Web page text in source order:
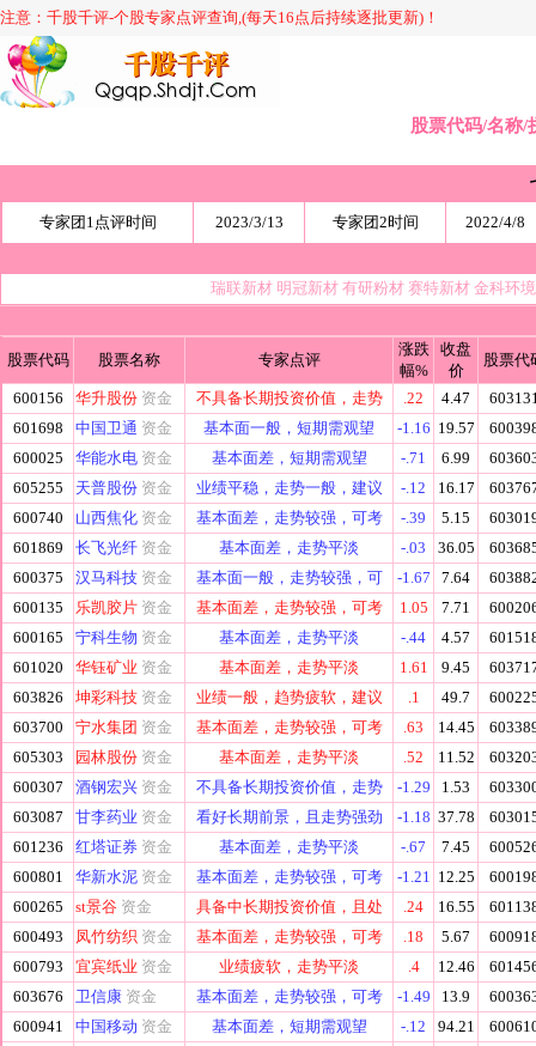
注意：千股千评-个股专家点评查询,(每天16点后持续逐批更新)！
股票代码/名称/
专家团1点评时间 2023/3/13 专家团2时间 2022/4/8
瑞联新材 明冠新材 有研粉材 赛特新材 金科环
股票代码 股票名称 专家点评
涨跌
幅%
收盘
价
股票代
600156 华升股份 资金 不具备长期投资价值，走势 .22 4.47
601698
中国卫通 资金 基本面一般，短期需观望 -1.16 19.57
600025
华能水电 资金 基本面差，短期需观望 -.71 6.99
605255
天普股份 资金 业绩平稳，走势一般，建议 -.12 16.17
600740
山西焦化 资金 基本面差，走势较强，可考 -.39 5.15
601869
长飞光纤 资金 基本面差，走势平淡 -.03 36.05
600375
汉马科技 资金 基本面一般，走势较强，可 -1.67 7.64
600135
乐凯胶片 资金 基本面差，走势较强，可考 1.05 7.71
600165
宁科生物 资金 基本面差，走势平淡 -.44 4.57
601020
华钰矿业 资金 基本面差，走势平淡 1.61 9.45
603826
坤彩科技 资金 业绩一般，趋势疲软，建议 .1 49.7
603700
宁水集团 资金 基本面差，走势较强，可考 .63 14.45
605303
园林股份 资金 基本面差，走势平淡 .52 11.52
600307
酒钢宏兴 资金 不具备长期投资价值，走势 -1.29 1.53
603087
甘李药业 资金 看好长期前景，且走势强劲 -1.18 37.78
601236
红塔证券 资金 基本面差，走势平淡 -.67 7.45
600801
华新水泥 资金 基本面差，走势较强，可考 -1.21 12.25
600265
st景谷 资金 具备中长期投资价值，且处 .24 16.55
600493
凤竹纺织 资金 基本面差，走势较强，可考 .18 5.67
600793
宜宾纸业 资金 业绩疲软，走势平淡 .4 12.46
603676
卫信康 资金 基本面差，走势较强，可考 -1.49 13.9
600941
中国移动 资金 基本面差，短期需观望 -.12 94.21